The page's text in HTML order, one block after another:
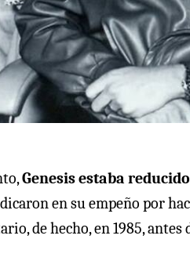
Genesis estaba
en su empeño por
de hecho, en 1985, antes